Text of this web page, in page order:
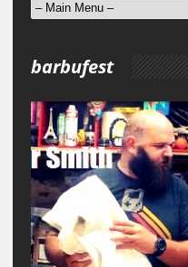
barbufest